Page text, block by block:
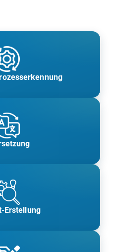
Erstellung